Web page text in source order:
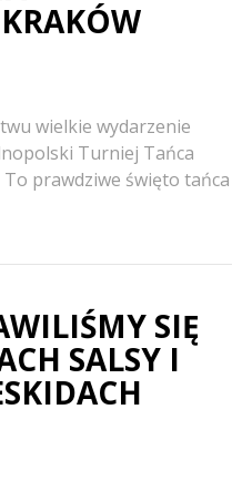
wielkie wydarzenie
Turniej Tańca
prawdziwe święto tańca
SIĘ
SALSY I